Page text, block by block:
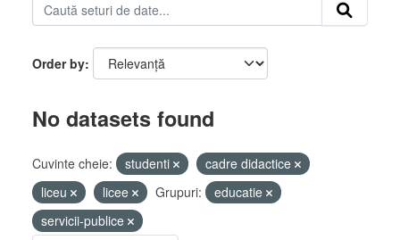
Order by
No datasets found
Cuvinte cheie: studenti
cadre didactice
liceu
licee Grupuri:
educatie
servicii-publice